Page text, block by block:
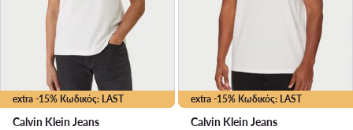
extra -15% Κωδικός: LAST
Calvin Klein Jeans
extra -15% Κωδικός: LAST
Calvin Klein Jeans